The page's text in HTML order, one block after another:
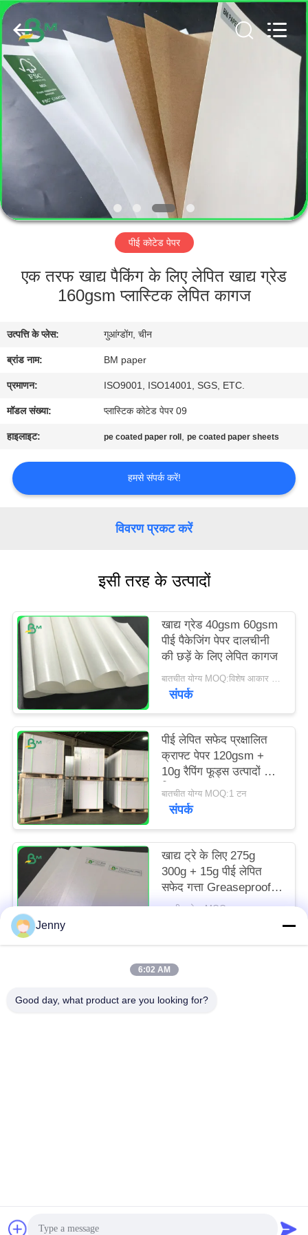
घर
उत्पादों
हमारे
बारे
में
भ्रमण
नियंत्रण
संपर्क
करें
मामलों
POLICY
GUANGZHOU
BMPAPER
LTD..
Rights
Reserved.
पीई कोटेड पेपर
एक तरफ खाद्य पैकिंग के लिए लेपित खाद्य ग्रेड
160gsm प्लास्टिक लेपित कागज
उत्पत्ति के प्लेस: गुआंग्डोंग, चीन
ब्रांड नाम: BM paper
प्रमाणन: ISO9001, ISO14001, SGS, ETC.
मॉडल संख्या: प्लास्टिक कोटेड पेपर 09
हाइलाइट: pe coated paper roll ,pe coated paper sheets
हमसे संपर्क करें!
विवरण प्रकट करें
इसी तरह के उत्पादों
खाद्य ग्रेड 40gsm 60gsm
पीई पैकेजिंग पेपर दालचीनी
की छड़ें के लिए लेपित कागज
बातचीत योग्य MOQ:विशेष आकार के लिए 1 टन और मानक आकार के लिए 10 टन
संपर्क
पीई लेपित सफेद प्रक्षालित
क्राफ्ट पेपर 120gsm +
10g रैपिंग फूड्स उत्पादों के
लिए
बातचीत योग्य MOQ:1 टन
संपर्क
खाद्य ट्रे के लिए 275g
300g + 15g पीई लेपित
सफेद गत्ता Greaseproof
70 * 100cm
बातचीत योग्य MOQ:सामान्य आकार के लिए 1 टन और विशेष आकार के लिए 10 टन
लोकप्रिय श्रेणियां
Jenny
6:02 AM
Good day, what product are you looking for?